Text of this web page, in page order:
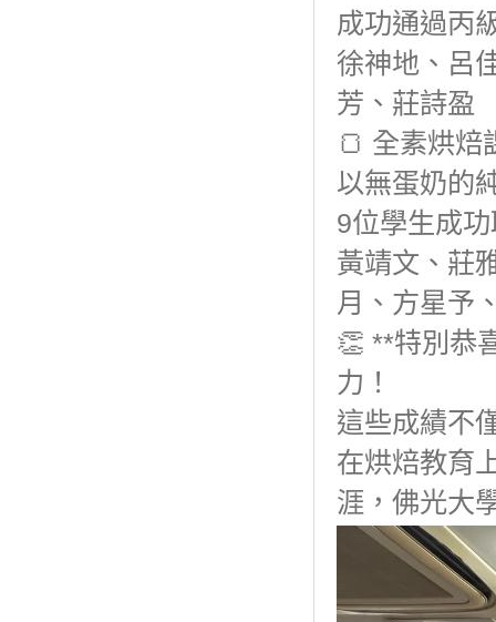
成功通過丙
徐神地、呂
芳、莊詩盈
🍞 全素烘焙
以無蛋奶的
9位學生成
黃靖文、莊
月、方星予
👏 **特別恭
力！
這些成績不
在烘焙教育
涯，佛光大